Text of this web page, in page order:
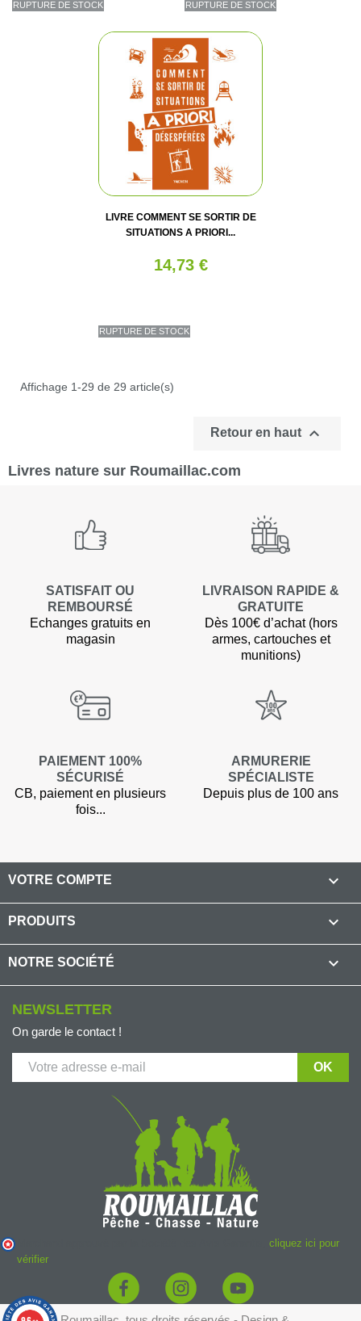
RUPTURE DE STOCK RUPTURE DE STOCK
LIVRE COMMENT SE SORTIR DE
SITUATIONS A PRIORI...
14,73 €
RUPTURE DE STOCK
Affichage 1-29 de 29 article(s)
Retour en haut 
Livres nature sur Roumaillac.com
SATISFAIT OU
REMBOURSÉ
Echanges gratuits en
magasin
LIVRAISON RAPIDE &
GRATUITE
Dès 100€ d’achat (hors
armes, cartouches et
munitions)
PAIEMENT 100%
SÉCURISÉ
CB, paiement en plusieurs
fois...
ARMURERIE
SPÉCIALISTE
Depuis plus de 100 ans
VOTRE COMPTE 
PRODUITS 
NOTRE SOCIÉTÉ 
NEWSLETTER
On garde le contact !
cliquez ici pour
vérifier.